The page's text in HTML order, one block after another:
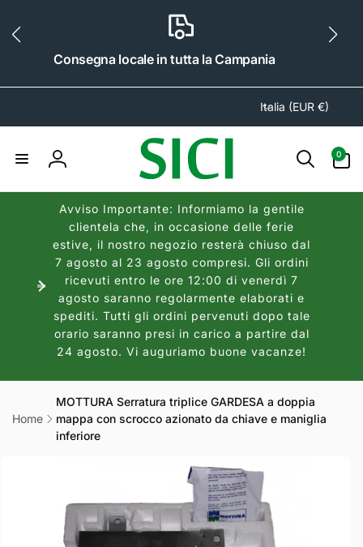
contenuti
Consegna locale in tutta la Campania
A
e
a
g
e
o
g
r
a
f
Italia (EUR €)
Accedi
0
articoli
Avviso Importante: Informiamo la gentile
clientela che, in occasione delle ferie
estive, il nostro negozio resterà chiuso dal
7 agosto al 23 agosto compresi. Gli ordini
ricevuti entro le ore 12:00 di venerdì 7
agosto saranno regolarmente elaborati e
spediti. Tutti gli ordini pervenuti dopo tale
orario saranno presi in carico a partire dal
24 agosto. Vi auguriamo buone vacanze!
Home
MOTTURA Serratura triplice GARDESA a doppia
mappa con scrocco azionato da chiave e maniglia
inferiore